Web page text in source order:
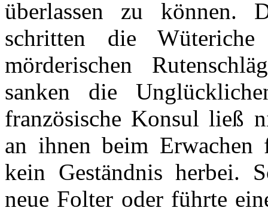
überlassen zu können.
schritten die
mörderischen
sanken die
französische Konsul ließ
an ihnen beim Erwachen
kein Geständnis herbei.
neue Folter oder führte